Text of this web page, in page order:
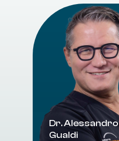
Dr. Alessandro
Gualdi